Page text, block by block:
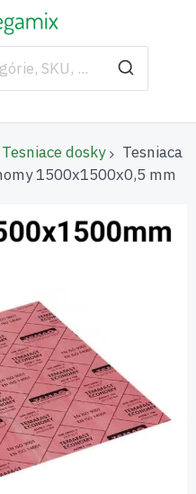
Tesniace dosky
Tesniaca
1500x1500x0,5 mm